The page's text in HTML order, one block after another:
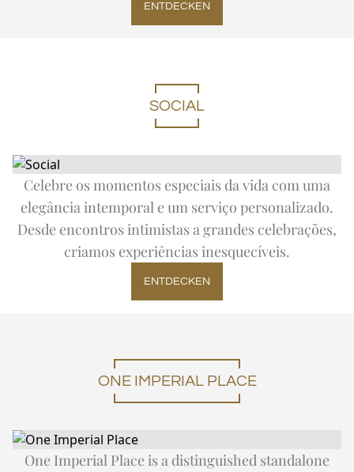
ENTDECKEN
SOCIAL
Celebre os momentos especiais da vida com uma
elegância intemporal e um serviço personalizado.
Desde encontros intimistas a grandes celebrações,
criamos experiências inesquecíveis.
ENTDECKEN
ONE IMPERIAL PLACE
One Imperial Place is a distinguished standalone